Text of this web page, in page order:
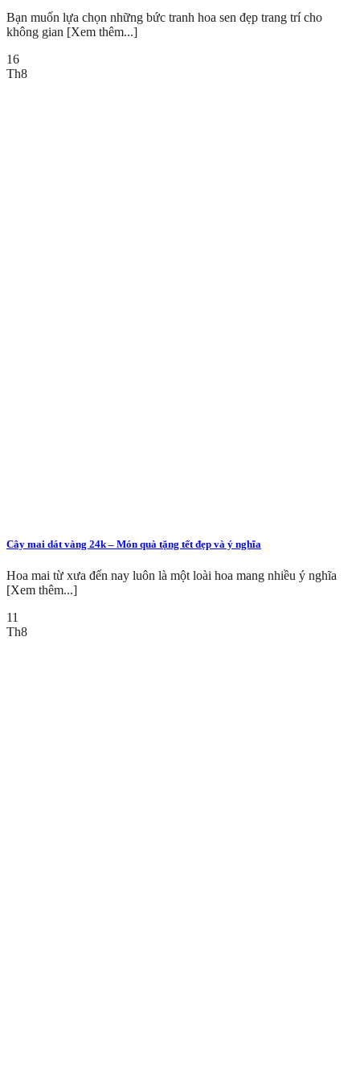
Bạn muốn lựa chọn những bức tranh hoa sen đẹp trang trí cho
không gian [Xem thêm...]
16
Th8
Cây mai dát vàng 24k – Món quà tặng tết đẹp và ý nghĩa
Hoa mai từ xưa đến nay luôn là một loài hoa mang nhiều ý nghĩa
[Xem thêm...]
11
Th8